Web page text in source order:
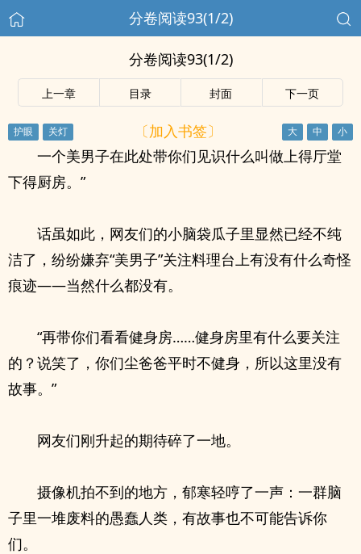
分卷阅读93(1/2)
分卷阅读93(1/2)
上一章 目录 封面 下一页
〔加入书签〕
一个美男子在此处带你们见识什么叫做上得厅堂
下得厨房。”
话虽如此，网友们的小脑袋瓜子里显然已经不纯
洁了，纷纷嫌弃“美男子”关注料理台上有没有什么奇怪
痕迹——当然什么都没有。
“再带你们看看健身房……健身房里有什么要关注
的？说笑了，你们尘爸爸平时不健身，所以这里没有
故事。”
网友们刚升起的期待碎了一地。
摄像机拍不到的地方，郁寒轻哼了一声：一群脑
子里一堆废料的愚蠢人类，有故事也不可能告诉你
们。